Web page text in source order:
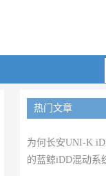
热门文章
为何长安UNI-K
的蓝鲸iDD混动系